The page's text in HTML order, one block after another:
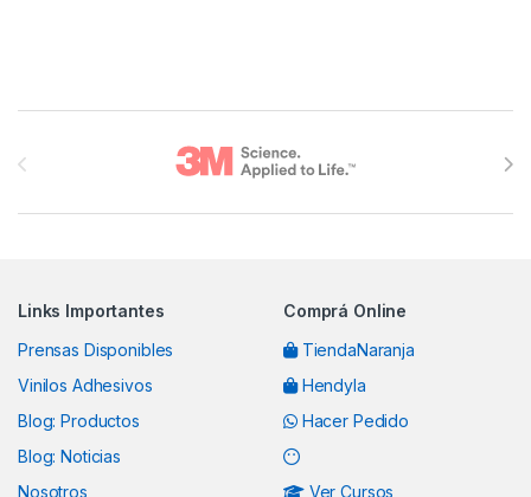
Links Importantes
Prensas Disponibles
Vinilos Adhesivos
Blog: Productos
Blog: Noticias
Nosotros
Comprá Online
TiendaNaranja
Hendyla
Hacer Pedido
Ver Cursos